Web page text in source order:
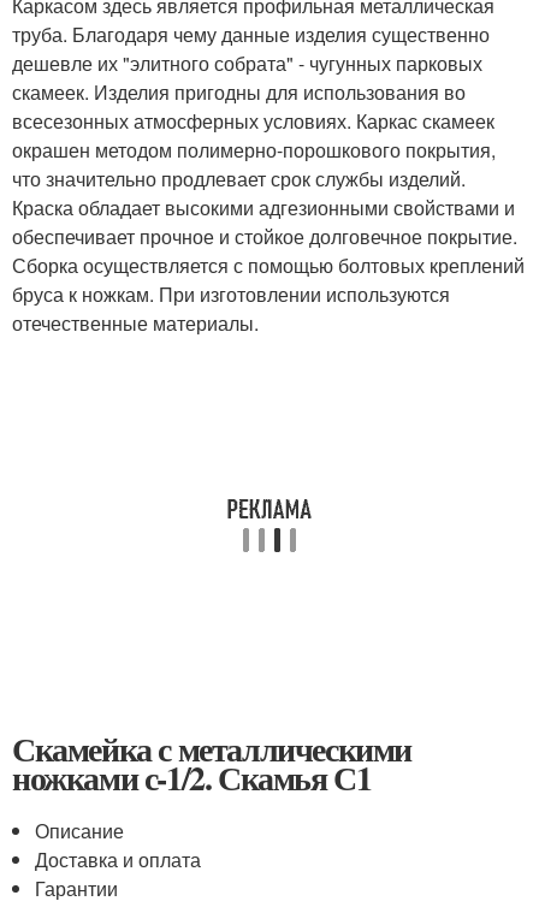
труба. Благодаря чему данные изделия существенно
дешевле их "элитного собрата" - чугунных парковых
скамеек. Изделия пригодны для использования во
всесезонных атмосферных условиях. Каркас скамеек
окрашен методом полимерно-порошкового покрытия,
что значительно продлевает срок службы изделий.
Краска обладает высокими адгезионными свойствами и
обеспечивает прочное и стойкое долговечное покрытие.
Сборка осуществляется с помощью болтовых креплений
бруса к ножкам. При изготовлении используются
отечественные материалы.
Скамейка с металлическими
ножками с-1/2. Скамья С1
Описание
Доставка и оплата
Гарантии